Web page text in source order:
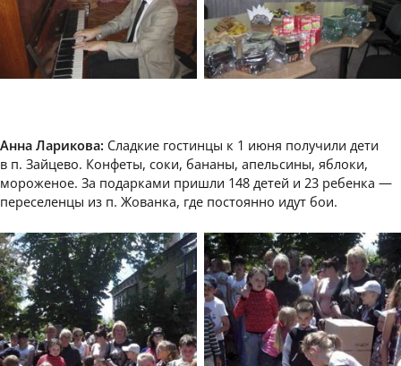
Анна Ларикова: Сладкие гостинцы к 1 июня получили дети
в п. Зайцево. Конфеты, соки, бананы, апельсины, яблоки,
мороженое. За подарками пришли 148 детей и 23 ребенка —
переселенцы из п. Жованка, где постоянно идут бои.